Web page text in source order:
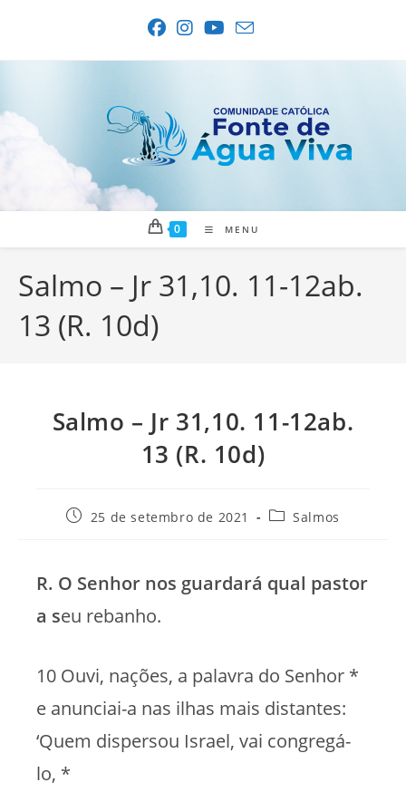
0 MENU
Salmo – Jr 31,10. 11-12ab.
13 (R. 10d)
Salmo – Jr 31,10. 11-12ab.
13 (R. 10d)
Post25 de setembro de 2021
Categoria
Salmos
R. O Senhor nos guardará qual pastor
a seu rebanho.
10 Ouvi, nações, a palavra do Senhor *
e anunciai-a nas ilhas mais distantes:
‘Quem dispersou Israel, vai congregá-
lo, *